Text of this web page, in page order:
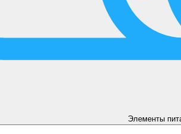
Элементы